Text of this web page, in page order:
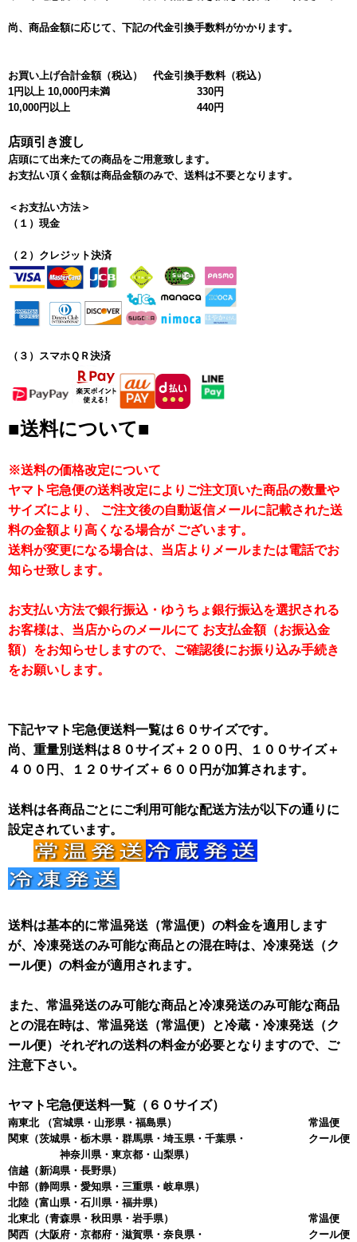
尚、商品金額に応じて、下記の代金引換手数料がかかります。
お買い上げ合計金額（税込）
代金引換手数料（税込）
1円以上 10,000円未満
330円
10,000円以上
440円
店頭引き渡し
店頭にて出来たての商品をご用意致します。
お支払い頂く金額は商品金額のみで、送料は不要となります。
＜お支払い方法＞
（１）現金
（２）クレジット決済
（３）スマホＱＲ決済
■送料について■
※送料の価格改定について
ヤマト宅急便の送料改定によりご注文頂いた商品の数量や
サイズにより、 ご注文後の自動返信メールに記載された送
料の金額より高くなる場合が ございます。
送料が変更になる場合は、当店よりメールまたは電話でお
知らせ致します。
お支払い方法で銀行振込・ゆうちょ銀行振込を選択される
お客様は、当店からのメールにて お支払金額（お振込金
額）をお知らせしますので、ご確認後にお振り込み手続き
をお願いします。
下記ヤマト宅急便送料一覧は６０サイズです。
尚、重量別送料は８０サイズ＋２００円、１００サイズ＋
４００円、１２０サイズ＋６００円が加算されます。
送料は各商品ごとにご利用可能な配送方法が以下の通りに
設定されています。
送料は基本的に常温発送（常温便）の料金を適用します
が、冷凍発送のみ可能な商品との混在時は、冷凍発送（ク
ール便）の料金が適用されます。
また、常温発送のみ可能な商品と冷凍発送のみ可能な商品
との混在時は、常温発送（常温便）と冷蔵・冷凍発送（ク
ール便）それぞれの送料の料金が必要となりますので、ご
注意下さい。
ヤマト宅急便送料一覧（６０サイズ）
南東北
（宮城県・山形県・福島県）
関東 （茨城県・栃木県・群馬県・埼玉県・千葉県・
神奈川県・東京都・山梨県）
信越 （新潟県・長野県）
中部 （静岡県・愛知県・三重県・岐阜県）
北陸 （富山県・石川県・福井県）
常温便
クール便
北東北（青森県・秋田県・岩手県）
関西 （大阪府・京都府・滋賀県・奈良県・
常温便
クール便